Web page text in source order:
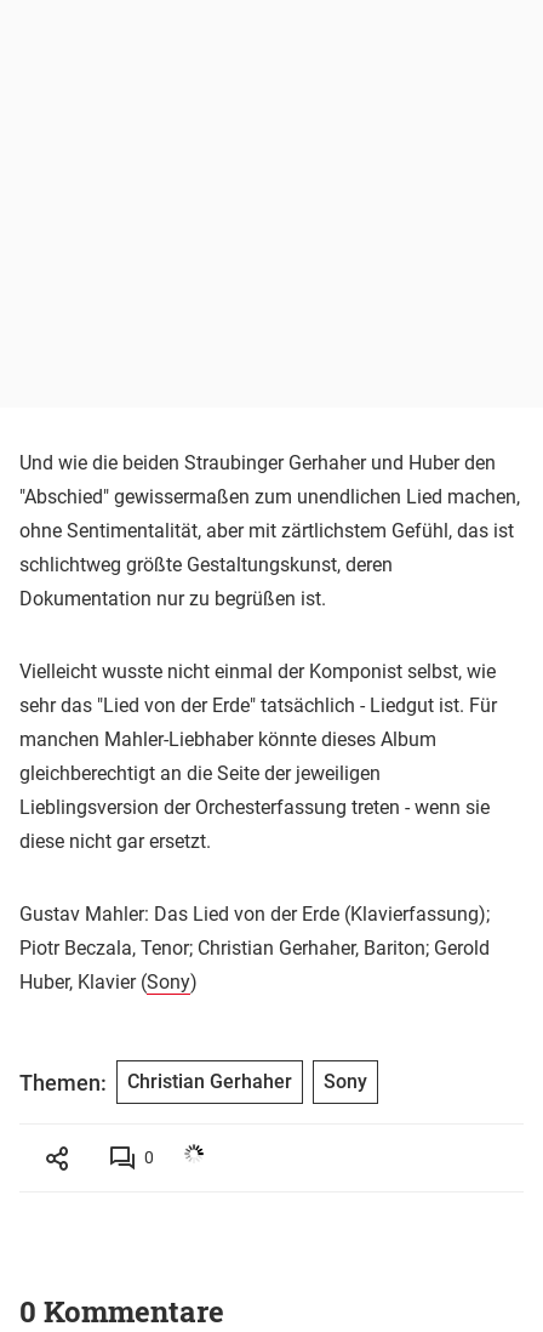
Und wie die beiden Straubinger Gerhaher und Huber den
"Abschied" gewissermaßen zum unendlichen Lied machen,
ohne Sentimentalität, aber mit zärtlichstem Gefühl, das ist
schlichtweg größte Gestaltungskunst, deren
Dokumentation nur zu begrüßen ist.
Vielleicht wusste nicht einmal der Komponist selbst, wie
sehr das "Lied von der Erde" tatsächlich - Liedgut ist. Für
manchen Mahler-Liebhaber könnte dieses Album
gleichberechtigt an die Seite der jeweiligen
Lieblingsversion der Orchesterfassung treten - wenn sie
diese nicht gar ersetzt.
Gustav Mahler: Das Lied von der Erde (Klavierfassung);
Piotr Beczala, Tenor; Christian Gerhaher, Bariton; Gerold
Huber, Klavier (Sony)
Themen: Christian Gerhaher Sony
0
0 Kommentare